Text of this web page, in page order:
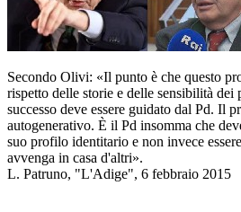
Secondo Olivi: «Il punto è che questo
rispetto delle storie e delle sensibilità dei
successo deve essere guidato dal Pd. Il
autogenerativo. È il Pd insomma che
suo profilo identitario e non invece
avvenga in casa d'altri».
L. Patruno, "L'Adige", 6 febbraio 2015